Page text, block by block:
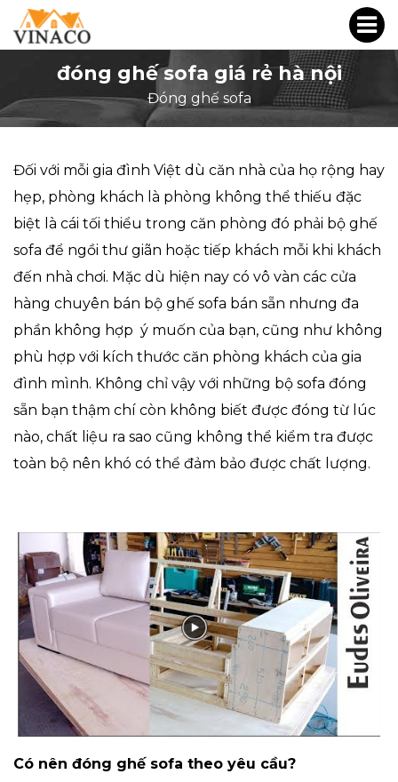
đóng ghế sofa giá rẻ hà nội
Đóng ghế sofa
Đối với mỗi gia đình Việt dù căn nhà của họ rộng hay
hẹp, phòng khách là phòng không thể thiếu đặc
biệt là cái tối thiểu trong căn phòng đó phải bộ ghế
sofa để ngồi thư giãn hoặc tiếp khách mỗi khi khách
đến nhà chơi. Mặc dù hiện nay có vô vàn các cửa
hàng chuyên bán bộ ghế sofa bán sẵn nhưng đa
phần không hợp ý muốn của bạn, cũng như không
phù hợp với kích thước căn phòng khách của gia
đình mình. Không chỉ vậy với những bộ sofa đóng
sẵn bạn thậm chí còn không biết được đóng từ lúc
nào, chất liệu ra sao cũng không thể kiểm tra được
toàn bộ nên khó có thể đảm bảo được chất lượng.
Có nên đóng ghế sofa theo yêu cầu?